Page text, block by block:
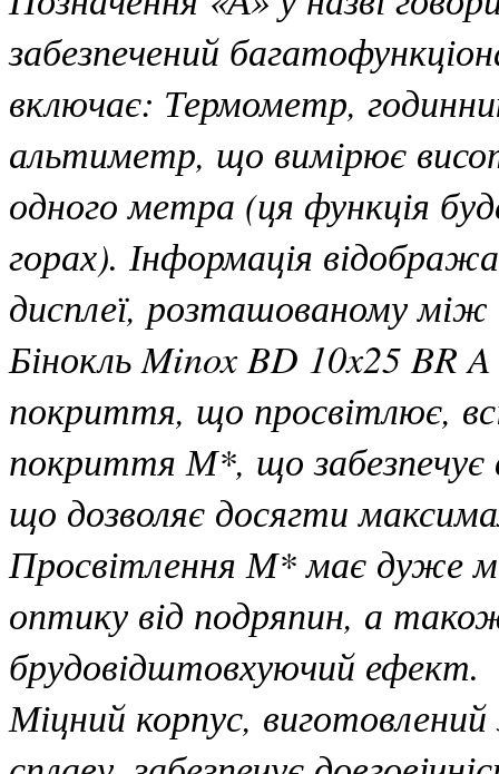
забезпечений
включає: Термометр,
альтиметр, що вимірює
одного метра (ця функція
горах). Інформація
дисплеї, розташованому між
Бінокль Minox BD 10x25 BR
покриття, що просвітлює,
покриття М*, що забезпечує
що дозволяє досягти
Просвітлення М* має дуже
оптику від подряпин, а
брудовідштовхуючий ефект.
Міцний корпус,